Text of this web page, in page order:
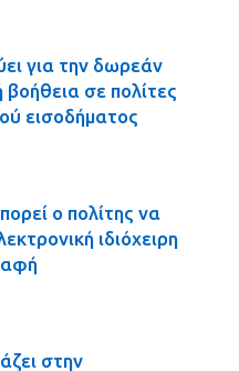
για την δωρεάν
βοήθεια σε πολίτες
εισοδήματος
ο πολίτης να
ιδιόχειρη
στην